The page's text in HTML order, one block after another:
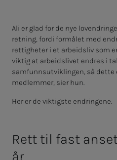
Ali er glad for de nye
retning, fordi formålet med
rettigheter i et arbeidsliv som
viktig at arbeidslivet endres i
samfunnsutviklingen, så dette
medlemmer, sier hun.
Her er de viktigste endringene.
Rett til fast
år